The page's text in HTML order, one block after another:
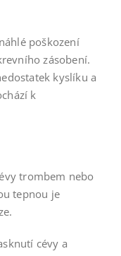
poškození
zásobení.
kyslíku a
k
trombem nebo
tepnou je
cévy a